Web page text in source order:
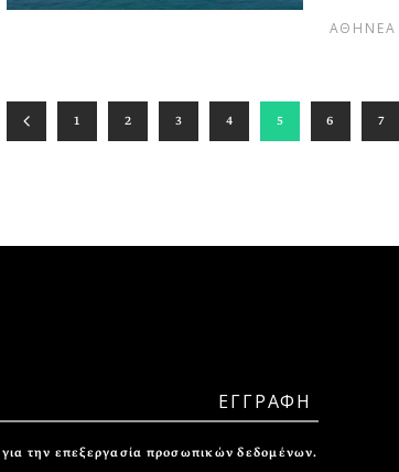
ΑΘΗΝΕΑ
1 2 3 4 5 6 7
για την επεξεργασία προσωπικών δεδομένων.